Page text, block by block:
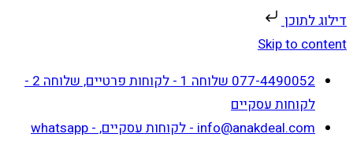
דילוג לתוכן
Skip to content
077-4490052 שלוחה 1 - לקוחות פרטיים, שלוחה 2 -
לקוחות עסקיים
info@anakdeal.com - לקוחות עסקיים, whatsapp -